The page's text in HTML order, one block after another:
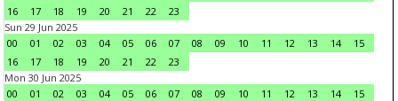
16
17 18 19 20 21 22
23
Sun 29 Jun 2025
00
01 02 03 04 05 06 07 08 09 10 11 12 13 14
15
16
17 18 19 20 21 22
23
Mon 30 Jun 2025
00
01 02 03 04 05 06 07 08 09 10 11 12 13 14 15